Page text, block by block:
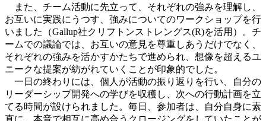
また、チーム活動に先立って、それぞれの強みを理解し、
お互いに実践にうつす、強みについてのワークショップを行
いました（Gallup社クリフトンストレングス(R)を活用）。チ
ームでの議論では、お互いの意見を尊重しあうだけでなく、
それぞれの強みを活かすかたちで進められ、想像を超えるユ
ニークな提案が紡がれていくことが印象的でした。
一日の終わりには、個人が活動の振り返りを行い、自分の
リーダーシップ開発への学びを収穫し、次への行動計画を立
てる時間が設けられました。毎日、参加者は、自分自身に素
直に、本音で相互に高め合うクロージングをしていたことが